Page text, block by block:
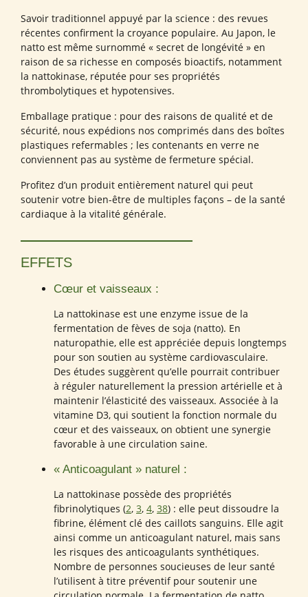
Savoir traditionnel appuyé par la science : des revues
récentes confirment la croyance populaire. Au Japon, le
natto est même surnommé « secret de longévité » en
raison de sa richesse en composés bioactifs, notamment
la nattokinase, réputée pour ses propriétés
thrombolytiques et hypotensives.
Emballage pratique : pour des raisons de qualité et de
sécurité, nous expédions nos comprimés dans des boîtes
plastiques refermables ; les contenants en verre ne
conviennent pas au système de fermeture spécial.
Profitez d’un produit entièrement naturel qui peut
soutenir votre bien-être de multiples façons – de la santé
cardiaque à la vitalité générale.
EFFETS
Cœur et vaisseaux :
La nattokinase est une enzyme issue de la
fermentation de fèves de soja (natto). En
naturopathie, elle est appréciée depuis longtemps
pour son soutien au système cardiovasculaire.
Des études suggèrent qu’elle pourrait contribuer
à réguler naturellement la pression artérielle et à
maintenir l’élasticité des vaisseaux. Associée à la
vitamine D3, qui soutient la fonction normale du
cœur et des vaisseaux, on obtient une synergie
favorable à une circulation saine.
« Anticoagulant » naturel :
La nattokinase possède des propriétés
fibrinolytiques (2, 3, 4, 38) : elle peut dissoudre la
fibrine, élément clé des caillots sanguins. Elle agit
ainsi comme un anticoagulant naturel, mais sans
les risques des anticoagulants synthétiques.
Nombre de personnes soucieuses de leur santé
l’utilisent à titre préventif pour soutenir une